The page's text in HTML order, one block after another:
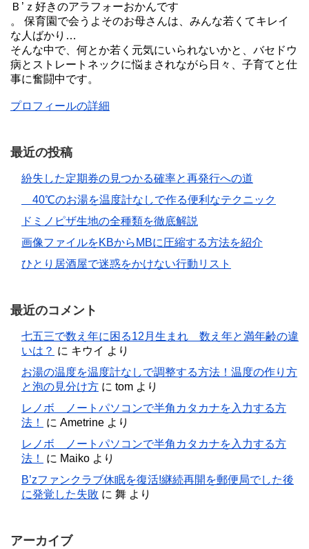
Ｂ’ｚ好きのアラフォーおかんです
。 保育園で会うよそのお母さんは、みんな若くてキレイ
な人ばかり…
そんな中で、何とか若く元気にいられないかと、バセドウ
病とストレートネックに悩まされながら日々、子育てと仕
事に奮闘中です。
プロフィールの詳細
最近の投稿
紛失した定期券の見つかる確率と再発行への道
40℃のお湯を温度計なしで作る便利なテクニック
ドミノピザ生地の全種類を徹底解説
画像ファイルをKBからMBに圧縮する方法を紹介
ひとり居酒屋で迷惑をかけない行動リスト
最近のコメント
七五三で数え年に困る12月生まれ 数え年と満年齢の違
いは？ に キウイ より
お湯の温度を温度計なしで調整する方法！温度の作り方
と泡の見分け方 に tom より
レノボ ノートパソコンで半角カタカナを入力する方
法！
に Ametrine より
レノボ ノートパソコンで半角カタカナを入力する方
法！
に Maiko より
B’zファンクラブ休眠を復活!継続再開を郵便局でした後
に発覚した失敗 に 舞 より
アーカイブ